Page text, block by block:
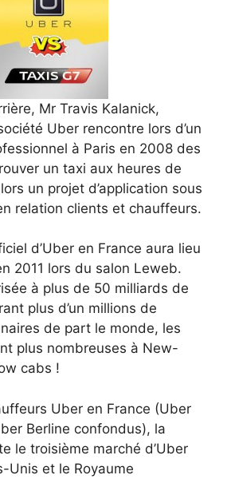
Mr Travis Kalanick,
Uber rencontre lors d’un
à Paris en 2008 des
un taxi aux heures de
un projet d’application sous
relation clients et chauffeurs.
d’Uber en France aura lieu
2011 lors du salon Leweb.
à plus de 50 milliards de
plus d’un millions de
de part le monde, les
plus nombreuses à New-
cabs !
Uber en France (Uber
Berline confondus), la
le troisième marché d’Uber
Unis et le Royaume